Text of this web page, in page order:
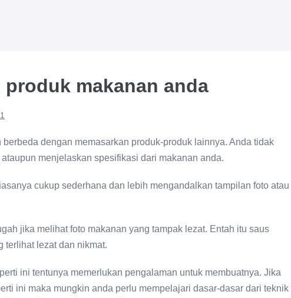
makanan anda
dengan memasarkan produk-produk lainnya. Anda tidak
menjelaskan spesifikasi dari makanan anda.
cukup sederhana dan lebih mengandalkan tampilan foto atau
jika melihat foto makanan yang tampak lezat. Entah itu saus
terlihat lezat dan nikmat.
ini tentunya memerlukan pengalaman untuk membuatnya. Jika
ini maka mungkin anda perlu mempelajari dasar-dasar dari teknik